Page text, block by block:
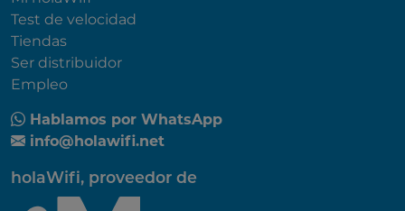
Test de velocidad
Tiendas
Ser distribuidor
Empleo
Hablamos por WhatsApp
info@holawifi.net
holaWifi, proveedor de